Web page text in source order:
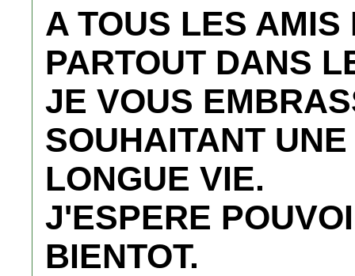
A TOUS LES
PARTOUT DANS
JE VOUS
SOUHAITANT
LONGUE VIE.
J'ESPERE
BIENTOT.